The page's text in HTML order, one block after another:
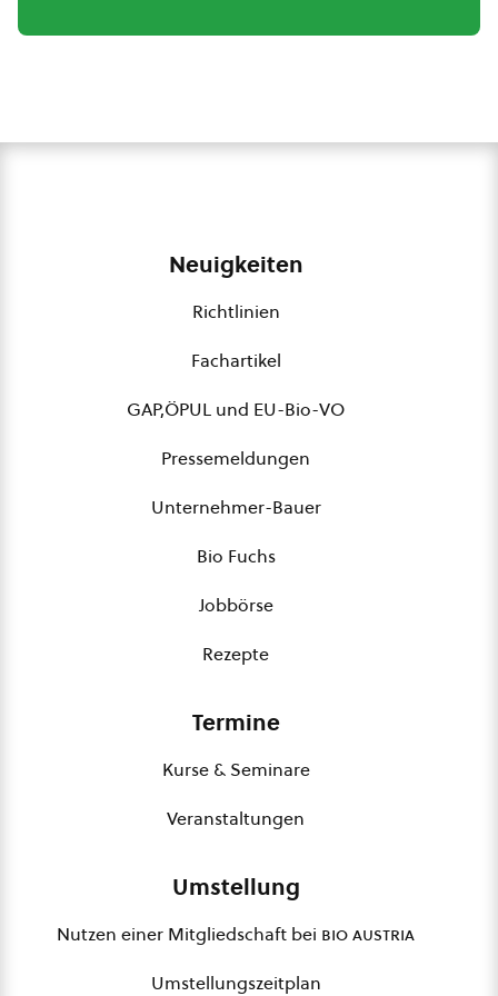
Neuigkeiten
Richtlinien
Fachartikel
GAP,ÖPUL und EU-Bio-VO
Pressemeldungen
Unternehmer-Bauer
Bio Fuchs
Jobbörse
Rezepte
Termine
Kurse & Seminare
Veranstaltungen
Umstellung
Nutzen einer Mitgliedschaft bei bio austria
Umstellungszeitplan